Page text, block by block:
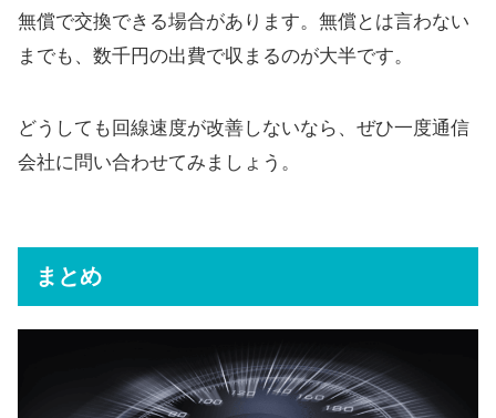
無償で交換できる場合があります。無償とは言わない
までも、数千円の出費で収まるのが大半です。
どうしても回線速度が改善しないなら、ぜひ一度通信
会社に問い合わせてみましょう。
まとめ